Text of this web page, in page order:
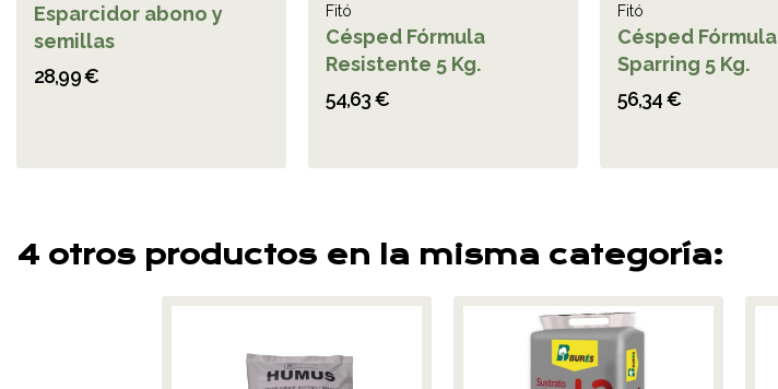
Esparcidor abono y
semillas
28,99 €
Fitó
Césped Fórmula
Resistente 5 Kg.
54,63 €
Fitó
Césped Fórmula
Sparring 5 Kg.
56,34 €
4 otros productos en la misma categoría: